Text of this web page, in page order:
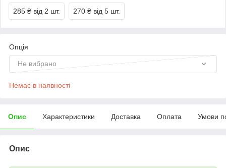
285 ₴ від 2 шт. 270 ₴ від 5 шт.
Опція
Не вибрано
Немає в наявності
Опис Характеристики Доставка Оплата Умови
Опис